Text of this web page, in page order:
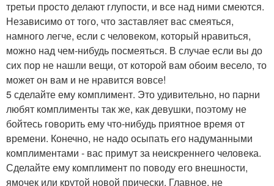
третьи просто делают глупости, и все над ними смеются.
Независимо от того, что заставляет вас смеяться,
намного легче, если с человеком, который нравиться,
можно над чем-нибудь посмеяться. В случае если вы до
сих пор не нашли вещи, от которой вам обоим весело, то
может он вам и не нравится вовсе!
5 сделайте ему комплимент. Это удивительно, но парни
любят комплименты так же, как девушки, поэтому не
бойтесь говорить ему что-нибудь приятное время от
времени. Конечно, не надо осыпать его надуманными
комплиментами - вас примут за неискреннего человека.
Сделайте ему комплимент по поводу его внешности,
ямочек или крутой новой прически. Главное, не